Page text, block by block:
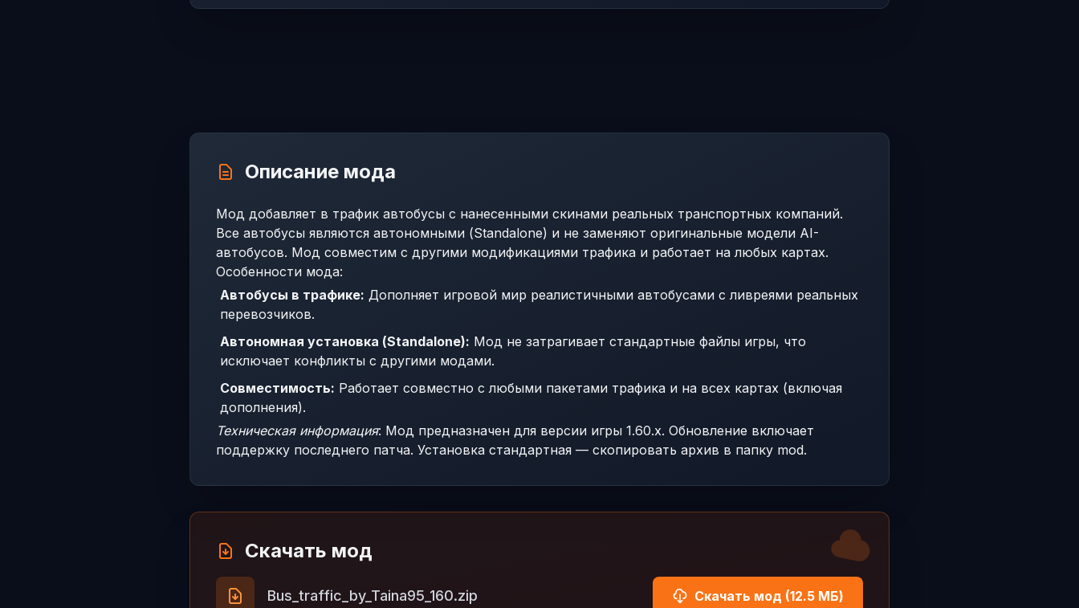
Описание мода
Мод добавляет в трафик автобусы с нанесенными скинами реальных транспортных компаний.
Все автобусы являются автономными (Standalone) и не заменяют оригинальные модели AI-
автобусов. Мод совместим с другими модификациями трафика и работает на любых картах.
Особенности мода:
Автобусы в трафике: Дополняет игровой мир реалистичными автобусами с ливреями реальных
перевозчиков.
Автономная установка (Standalone): Мод не затрагивает стандартные файлы игры, что
исключает конфликты с другими модами.
Совместимость: Работает совместно с любыми пакетами трафика и на всех картах (включая
дополнения).
Техническая информация: Мод предназначен для версии игры 1.60.x. Обновление включает
поддержку последнего патча. Установка стандартная — скопировать архив в папку mod.
Скачать мод
Bus_traffic_by_Taina95_160.zip Скачать мод (12.5 МБ)